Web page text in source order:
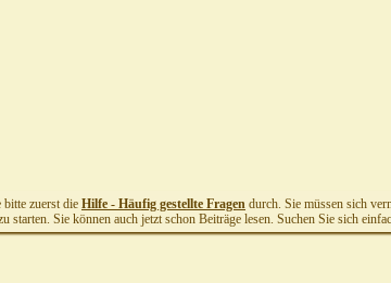
bitte zuerst die Hilfe - Häufig gestellte Fragen durch. Sie müssen sich
starten. Sie können auch jetzt schon Beiträge lesen. Suchen Sie sich